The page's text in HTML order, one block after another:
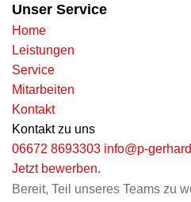
Unser Service
Home
Leistungen
Service
Mitarbeiten
Kontakt
Kontakt zu uns
06672 8693303 info@p-
Jetzt bewerben.
Bereit, Teil unseres Teams zu